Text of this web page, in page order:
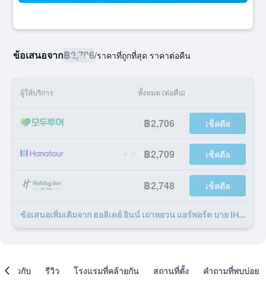
ข้อเสนอจาก฿2,706/ราคาที่ถูกที่สุด ราคาต่อคืน
ผู้ให้บริการ ทั้งหมด (ต่อคืน)
฿2,706 เช็คดีล
฿2,709 เช็คดีล
฿2,748 เช็คดีล
ข้อเสนอเพิ่มเติมจาก ฮอลิเดย์ อินน์ เถาหยวน แอร์พอร์ต บาย IHG 18 รายการ
เกี่ยวกับ รีวิว โรงแรมที่คล้ายกัน สถานที่ตั้ง คำถามที่พบบ่อย